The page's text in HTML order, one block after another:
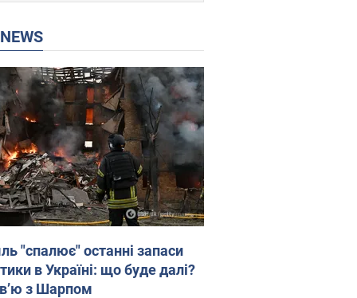
NEWS
"спалює" останні запаси
в Україні: що буде далі?
з Шарпом